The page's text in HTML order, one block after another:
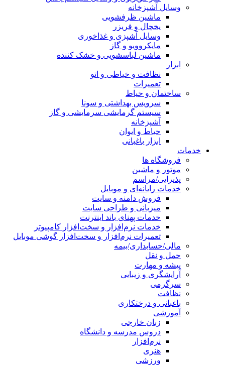
وسایل آشپزخانه
ماشین ظرفشویی
یخچال و فریزر
وسایل آشپزی و غذاخوری
مایکروویو و گاز
ماشین لباسشویی و خشک کننده
ابزار
نظافت و خیاطی و اتو
تعمیرات
ساختمان و حیاط
سرویس بهداشتی و سونا
سیستم گرمایشی سرمایشی و گاز
آشپزخانه
حیاط و ایوان
ابزار باغبانی
خدمات
فروشگاه ها
موتور و ماشین
پذیرایی/مراسم
خدمات رایانه‌ای و موبایل
فروش دامنه و سایت
میزبانی و طراحی سایت
خدمات پهنای باند اینترنت
خدمات نرم‌افزار و سخت‌افزار کامپیوتر
تعمیرات نرم‌افزار و سخت‌افزار گوشی موبایل
مالی/حسابداری/بیمه
حمل و نقل
پیشه و مهارت
آرایشگری و زیبایی
سرگرمی
نظافت
باغبانی و درختکاری
آموزشی
زبان خارجی
دروس مدرسه و دانشگاه
نرم‌افزار
هنری
ورزشی